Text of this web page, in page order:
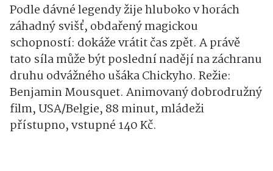
Podle dávné legendy žije hluboko v horách
záhadný svišť, obdařený magickou
schopností: dokáže vrátit čas zpět. A právě
tato síla může být poslední nadějí na záchranu
druhu odvážného ušáka Chickyho. Režie:
Benjamin Mousquet. Animovaný dobrodružný
film, USA/Belgie, 88 minut, mládeži
přístupno, vstupné 140 Kč.